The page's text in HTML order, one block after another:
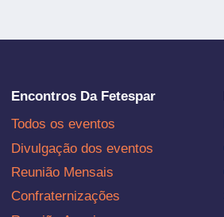
Encontros Da Fetespar
Todos os eventos
Divulgação dos eventos
Reunião Mensais
Confraternizações